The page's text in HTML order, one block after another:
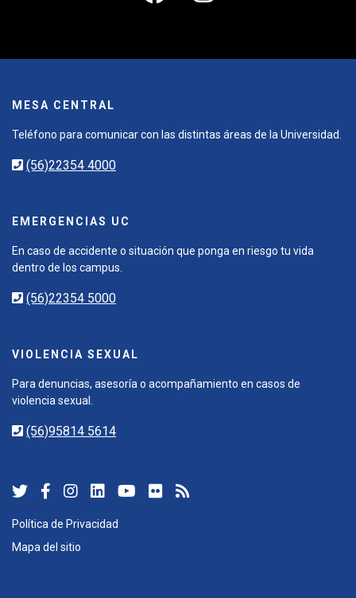
MESA CENTRAL
Teléfono para comunicar con las distintas áreas de la Universidad.
(56)22354 4000
EMERGENCIAS UC
En caso de accidente o situación que ponga en riesgo tu vida
dentro de los campus.
(56)22354 5000
VIOLENCIA SEXUAL
Para denuncias, asesoría o acompañamiento en casos de
violencia sexual.
(56)95814 5614
Política de Privacidad
Mapa del sitio